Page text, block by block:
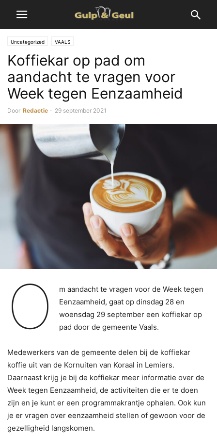
Uncategorized VAALS
Koffiekar op pad om
aandacht te vragen voor
Week tegen Eenzaamheid
Door Redactie - 29 september 2021
O
m aandacht te vragen voor de Week tegen
Eenzaamheid, gaat op dinsdag 28 en
woensdag 29 september een koffiekar op
pad door de gemeente Vaals.
Medewerkers van de gemeente delen bij de koffiekar
koffie uit van de Kornuiten van Koraal in Lemiers.
Daarnaast krijg je bij de koffiekar meer informatie over de
Week tegen Eenzaamheid, de activiteiten die er te doen
zijn en je kunt er een programmakrantje ophalen. Ook kun
je er vragen over eenzaamheid stellen of gewoon voor de
gezelligheid langskomen.